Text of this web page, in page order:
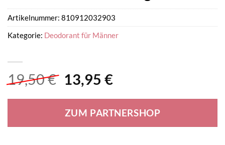
19,50€ Ursprünglicher
war:
19,50 €
13,95 €Aktueller
ist:
13,95 €.
ZUM PARTNERSHOP
Artikelnummer: 810912032903
Kategorie: Deodorant für Männer